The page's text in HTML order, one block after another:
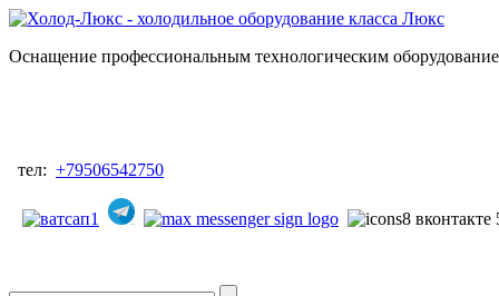
Оснащение профессиональным технологическим
тел: +79506542750